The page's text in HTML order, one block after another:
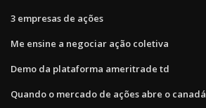
3 empresas de ações
Me ensine a negociar ação coletiva
Demo da plataforma ameritrade td
Quando o mercado de ações abre o canadá